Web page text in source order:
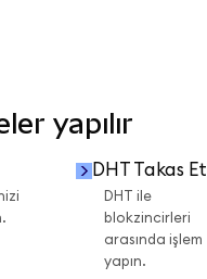
yapılır
DHT Takas Et
DHT ile
blokzincirleri
arasında işlem
yapın.